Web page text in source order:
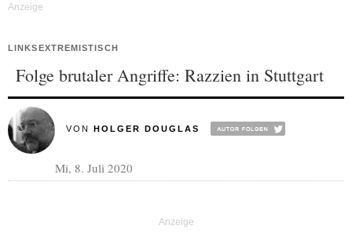
LINKSEXTREMISTISCH
Folge brutaler Angriffe: Razzien in Stuttgart
VON HOLGER DOUGLAS
Mi, 8. Juli 2020